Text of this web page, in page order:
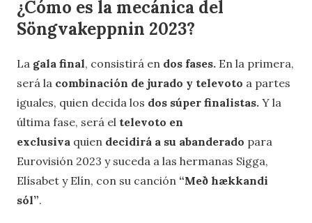
¿Cómo es la mecánica del
Söngvakeppnin 2023?
La gala final, consistirá en dos fases. En la primera,
será la combinación de jurado y televoto a partes
iguales, quien decida los dos súper finalistas. Y la
última fase, será el televoto en
exclusiva quien decidirá a su abanderado para
Eurovisión 2023 y suceda a las hermanas Sigga,
Elísabet y Elín, con su canción “Með hækkandi
sól”.